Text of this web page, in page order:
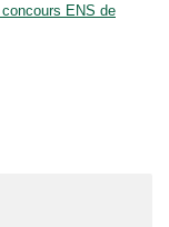
ENS de